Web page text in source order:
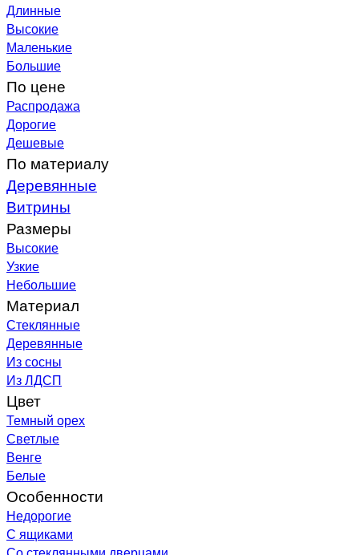
Длинные
Высокие
Маленькие
Большие
По цене
Распродажа
Дорогие
Дешевые
По материалу
Деревянные
Витрины
Размеры
Высокие
Узкие
Небольшие
Материал
Стеклянные
Деревянные
Из сосны
Из ЛДСП
Цвет
Темный орех
Светлые
Венге
Белые
Особенности
Недорогие
С ящиками